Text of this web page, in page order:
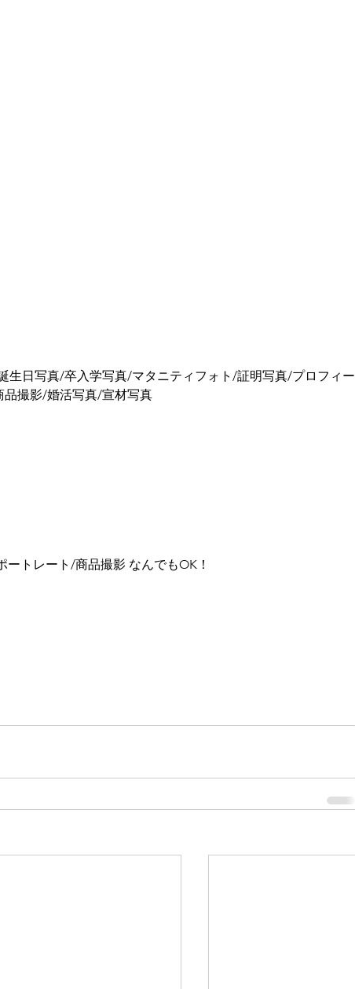
生日写真/卒入学写真/マタニティフォト/証明写真/プロフィー
撮影/婚活写真/宣材写真
トレート/商品撮影 なんでもOK！